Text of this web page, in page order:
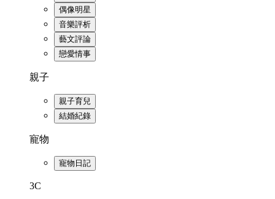
偶像明星
音樂評析
藝文評論
戀愛情事
親子
親子育兒
結婚紀錄
寵物
寵物日記
3C